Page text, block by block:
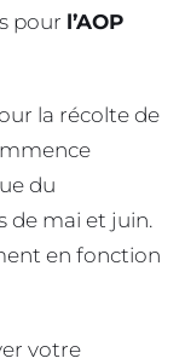
pour l’AOP
la récolte de
du
de mai et juin.
en fonction
votre